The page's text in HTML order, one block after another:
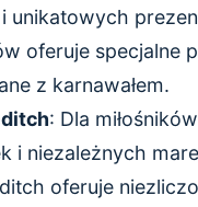
unikatowych
oferuje specjalne
z karnawałem.
: Dla
i niezależnych
oferuje